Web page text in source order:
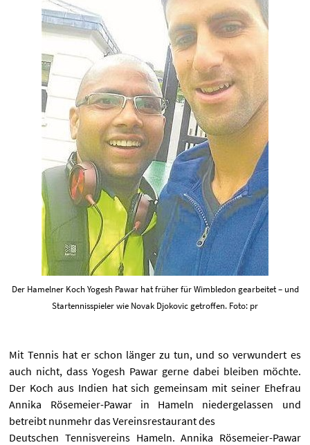
Der Hamelner Koch Yogesh Pawar hat früher für Wimbledon gearbeitet – und
Startennisspieler wie Novak Djokovic getroffen. Foto: pr
Mit Tennis hat er schon länger zu tun, und so verwundert es
auch nicht, dass Yogesh Pawar gerne dabei bleiben möchte.
Der Koch aus Indien hat sich gemeinsam mit seiner Ehefrau
Annika Rösemeier-Pawar in Hameln niedergelassen und
betreibt nunmehr das Vereinsrestaurant des
Deutschen Tennisvereins Hameln. Annika Rösemeier-Pawar